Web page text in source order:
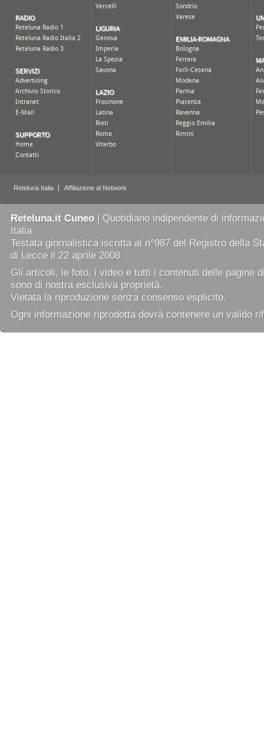
Reteluna.it Cuneo | Quotidiano indipendente di
Italia
Testata giornalistica iscritta al n°987 del Registro della
di Lecce il 22 aprile 2008
Gli articoli, le foto, i video e tutti i contenuti delle pagine
sono di nostra esclusiva proprietà.
Vietata la riproduzione senza consenso esplicito.
Ogni informazione riprodotta dovrà contenere un valido